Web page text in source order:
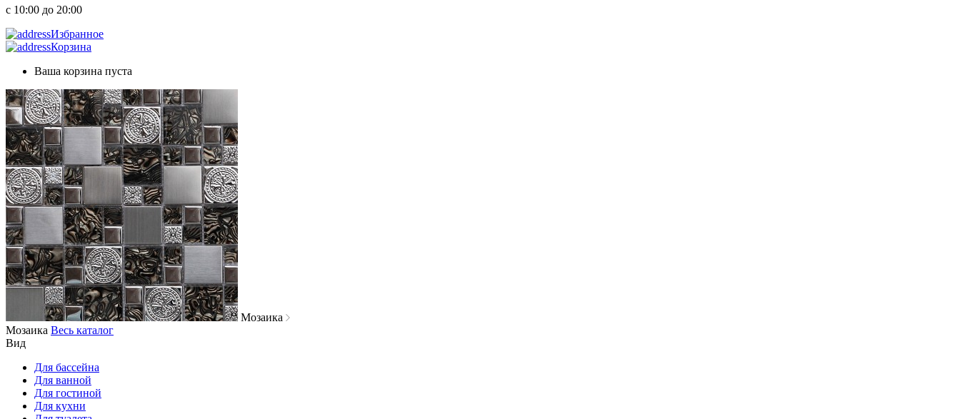
c 10:00 до 20:00
Избранное
Корзина
Ваша корзина пуста
Мозаика
Мозаика Весь каталог
Вид
Для бассейна
Для ванной
Для гостиной
Для кухни